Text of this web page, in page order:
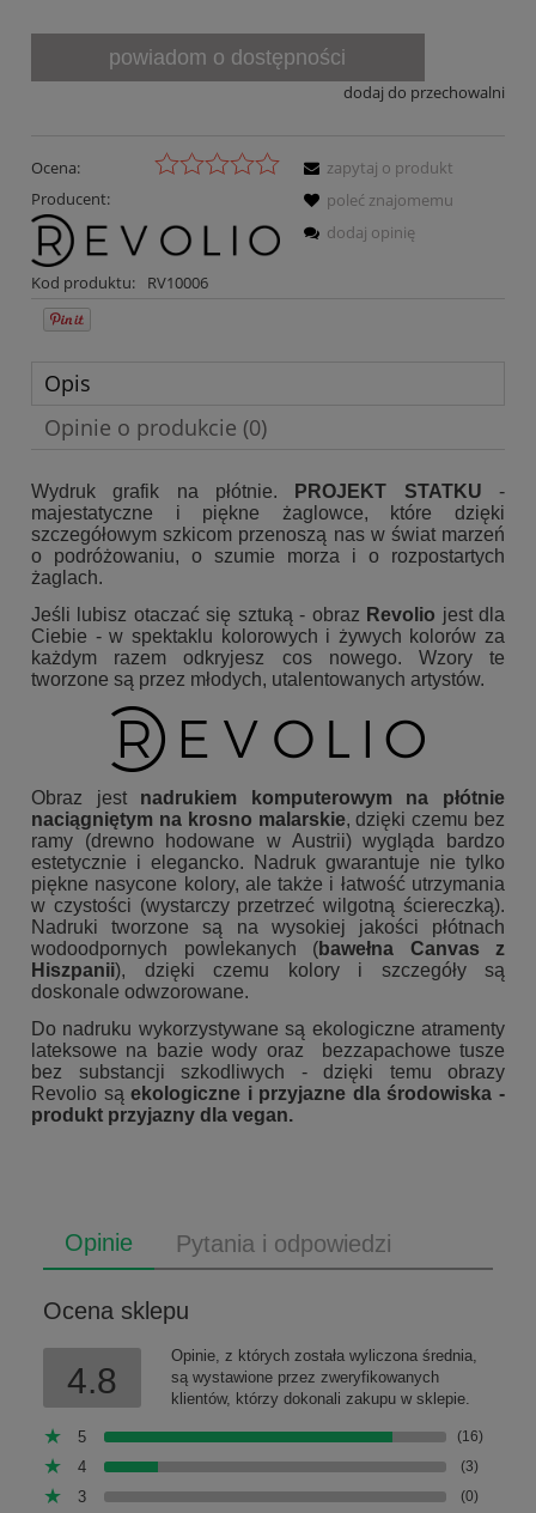
powiadom o dostępności
dodaj do przechowalni
Ocena:
Producent:
Kod produktu: RV10006
zapytaj o produkt
poleć znajomemu
dodaj opinię
Opis
Opinie o produkcie (0)
Wydruk grafik na płótnie. PROJEKT STATKU -
majestatyczne i piękne żaglowce, które dzięki
szczegółowym szkicom przenoszą nas w świat marzeń
o podróżowaniu, o szumie morza i o rozpostartych
żaglach.
Jeśli lubisz otaczać się sztuką - obraz Revolio jest dla
Ciebie - w spektaklu kolorowych i żywych kolorów za
każdym razem odkryjesz cos nowego. Wzory te
tworzone są przez młodych, utalentowanych artystów.
Obraz jest nadrukiem komputerowym na płótnie
naciągniętym na krosno malarskie, dzięki czemu bez
ramy (drewno hodowane w Austrii) wygląda bardzo
estetycznie i elegancko. Nadruk gwarantuje nie tylko
piękne nasycone kolory, ale także i łatwość utrzymania
w czystości (wystarczy przetrzeć wilgotną ściereczką).
Nadruki tworzone są na wysokiej jakości płótnach
wodoodpornych powlekanych (bawełna Canvas z
Hiszpanii), dzięki czemu kolory i szczegóły są
doskonale odwzorowane.
Do nadruku wykorzystywane są ekologiczne atramenty
lateksowe na bazie wody oraz bezzapachowe tusze
bez substancji szkodliwych - dzięki temu obrazy
Revolio są ekologiczne i przyjazne dla środowiska -
produkt przyjazny dla vegan.
Opinie Pytania i odpowiedzi
Ocena sklepu
4.8
Opinie, z których została wyliczona średnia,
są wystawione przez zweryfikowanych
klientów, którzy dokonali zakupu w sklepie.
5 (16)
4 (3)
3 (0)